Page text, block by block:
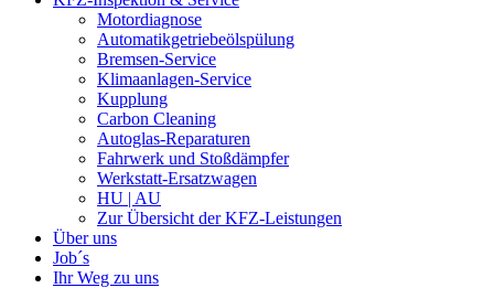
Motordiagnose
Automatikgetriebeölspülung
Bremsen-Service
Klimaanlagen-Service
Kupplung
Carbon Cleaning
Autoglas-Reparaturen
Fahrwerk und Stoßdämpfer
Werkstatt-Ersatzwagen
HU | AU
Zur Übersicht der KFZ-Leistungen
Über uns
Job´s
Ihr Weg zu uns